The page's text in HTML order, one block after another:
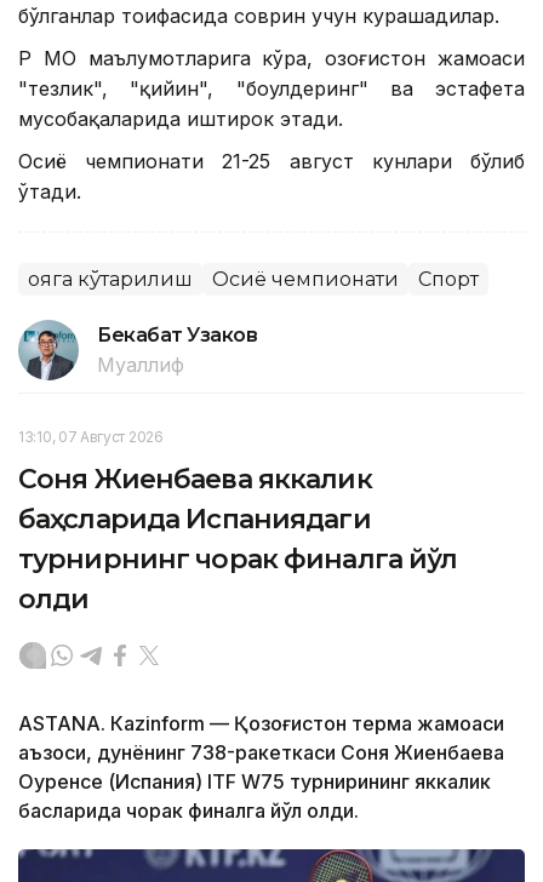
бўлганлар тоифасида соврин учун курашадилар.
ҚР МОҚ маълумотларига кўра, Қозоғистон жамоаси
"тезлик", "қийин", "боулдеринг" ва эстафета
мусобақаларида иштирок этади.
Осиё чемпионати 21-25 август кунлари бўлиб
ўтади.
Қояга кўтарилиш Осиё чемпионати Спорт
Бекабат Узаков
Муаллиф
13:10, 07 Август 2026
Соня Жиенбаева яккалик
баҳсларида Испаниядаги
турнирнинг чорак финалга йўл
олди
ASTANА. Кazinform — Қозоғистон терма жамоаси
аъзоси, дунёнинг 738-ракеткаси Соня Жиенбаева
Оуренсе (Испания) ITF W75 турнирининг яккалик
баҳсларида чорак финалга йўл олди.